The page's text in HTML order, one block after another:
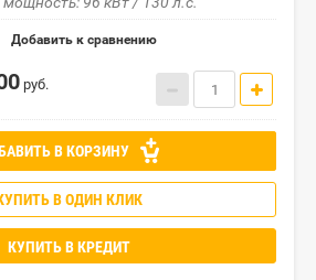
Добавить к сравнению
руб.
В КОРЗИНУ
В ОДИН КЛИК
КУПИТЬ В КРЕДИТ